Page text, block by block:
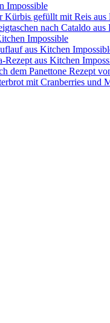
Impossible
Kürbis gefüllt mit Reis
nach Cataldo
Impossible
aus Kitchen
Rezept aus Kitchen
dem Panettone Rezept
mit Cranberries und